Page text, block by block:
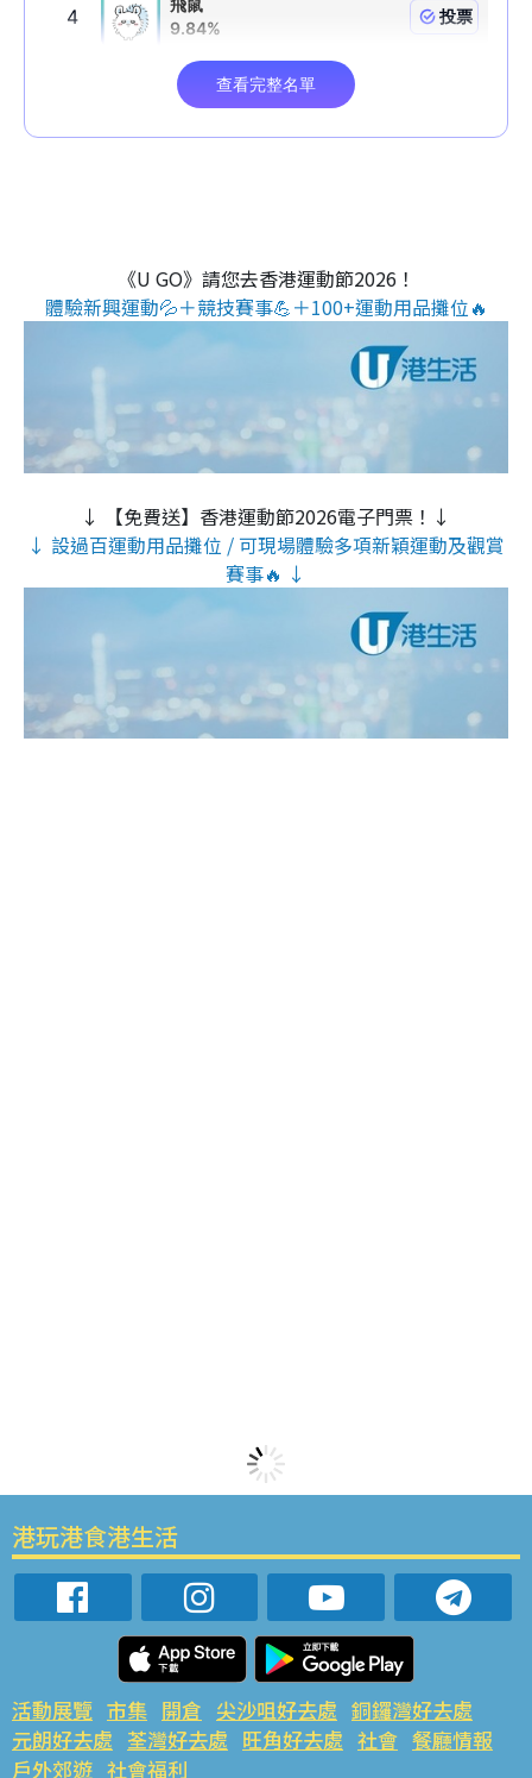
《U GO》請您去香港運動節2026！
體驗新興運動💦＋競技賽事💪＋100+運動用品攤位🔥
↓ 【免費送】香港運動節2026電子門票！↓
↓ 設過百運動用品攤位 / 可現場體驗多項新穎運動及觀賞
賽事🔥 ↓
港玩港食港生活
活動展覽 市集 開倉 尖沙咀好去處 銅鑼灣好去處
元朗好去處 荃灣好去處 旺角好去處 社會 餐廳情報
戶外郊遊 社會福利